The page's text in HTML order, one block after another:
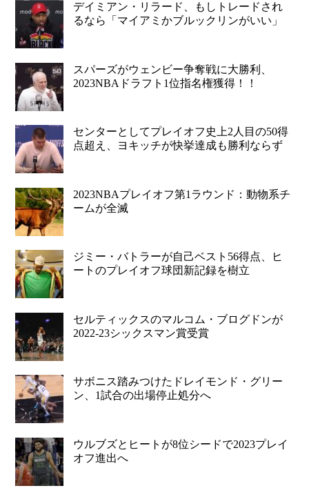
デイミアン・リラード、もしトレードされ
るなら「マイアミかブルックリンがいい」
スパーズがウェンビー争奪戦に大勝利、
2023NBAドラフト1位指名権獲得！！
センターとしてプレイオフ史上2人目の50得
点超え、ヨキッチが快挙達成も勝利ならず
2023NBAプレイオフ第1ラウンド：動物系チ
ームが全滅
ジミー・バトラーが自己ベスト56得点、ヒ
ートのプレイオフ球団新記録を樹立
セルティックスのマルコム・ブログドンが
2022-23シックスマン賞受賞
サボニス踏みつけたドレイモンド・グリー
ン、1試合の出場停止処分へ
ウルブズとヒートが8位シードで2023プレイ
オフ進出へ